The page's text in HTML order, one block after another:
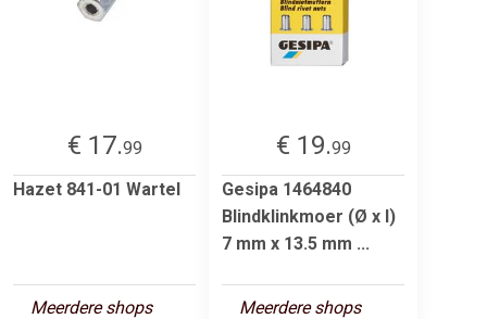
€ 17.99
Hazet 841-01 Wartel
Meerdere shops
€ 19.99
Gesipa 1464840
Blindklinkmoer (Ø x l)
7 mm x 13.5 mm ...
Meerdere shops